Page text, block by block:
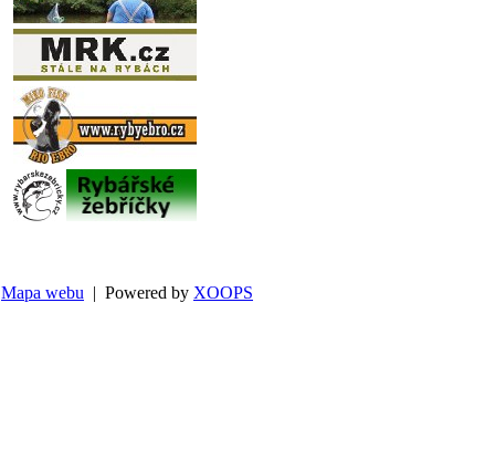
Mapa webu | Powered by XOOPS